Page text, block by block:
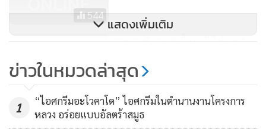
“ไข่กระทะ” ให้อร่อยนั้น ต้องเสิร์ฟไข่กระทะมาแบ
บร้อนๆ เหยาะพริกไทยและซอสปรุงรสลงไปเล็กน้อยตามใจชอบ
แล้วก็มีเครื่องดื่มอย่างกาแฟ ชา โอวัลตินร้อนๆ หรือจะกินกับ
น้ำส้มคั้นสักแก้วแล้วแต่ชอบ ขอบอกว่าอิ่มอร่อยเป็นที่สุด
ถ้าหากว่าใครมีโอกาสมาเยือนจ.อุดรธานี อยากแนะนำให้มาลิ้ม
544
974
รายงานพิเศษ “เบื้องหลังไข่แพง”
ไม่นานได้เห็นฟองละ10บ.
แสดงเพิ่มเติม
ข่าวในหมวดล่าสุด
1
“ไอศกรีมอะโวคาโด” ไอศกรีมในตำนานงานโครงการ
หลวง อร่อยแบบอัลตร้าสมูธ